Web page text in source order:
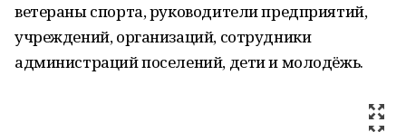
ветераны спорта, руководители предприятий,
учреждений, организаций, сотрудники
администраций поселений, дети и молодёжь.